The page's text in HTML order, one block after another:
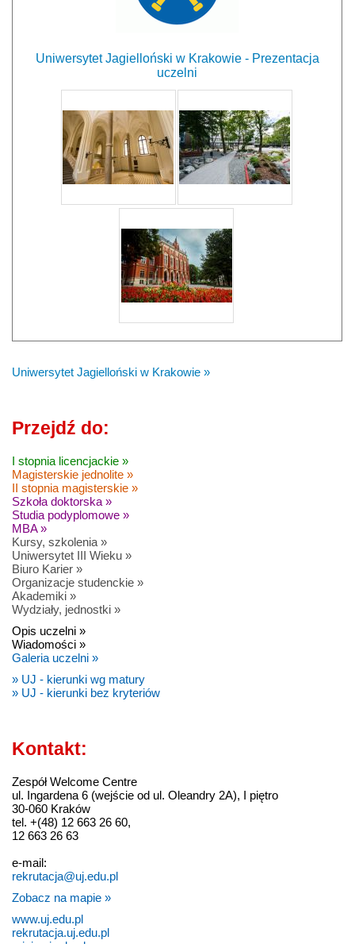
Uniwersytet Jagielloński w Krakowie - Prezentacja
uczelni
Uniwersytet Jagielloński w Krakowie »
Przejdź do:
I stopnia licencjackie »
Magisterskie jednolite »
II stopnia magisterskie »
Szkoła doktorska »
Studia podyplomowe »
MBA »
Kursy, szkolenia »
Uniwersytet III Wieku »
Biuro Karier »
Organizacje studenckie »
Akademiki »
Wydziały, jednostki »
Opis uczelni »
Wiadomości »
Galeria uczelni »
» UJ - kierunki wg matury
» UJ - kierunki bez kryteriów
Kontakt:
Zespół Welcome Centre
ul. Ingardena 6 (wejście od ul. Oleandry 2A), I piętro
30-060 Kraków
tel. +(48) 12 663 26 60,
12 663 26 63
e-mail:
rekrutacja@uj.edu.pl
Zobacz na mapie »
www.uj.edu.pl
rekrutacja.uj.edu.pl